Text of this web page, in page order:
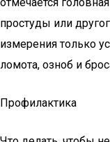
простуды или
измерения только
ломота, озноб и
Профилактика